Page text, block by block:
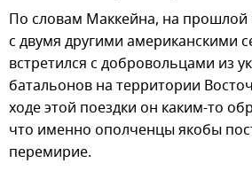
По словам Маккейна, на прошлой
с двумя другими американскими
встретился с добровольцами из
батальонов на территории
ходе этой поездки он каким-то
что именно ополченцы якобы
перемирие.